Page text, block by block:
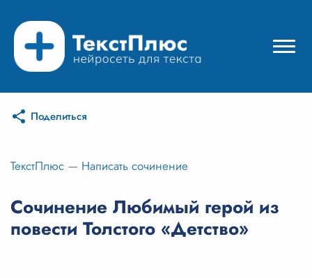
Режимы нейросети
Цены
Вход
Вход с Telegram
Поделиться
ТекстПлюс — Написать сочинение
Сочинение Любимый герой из
повести Толстого «Детство»